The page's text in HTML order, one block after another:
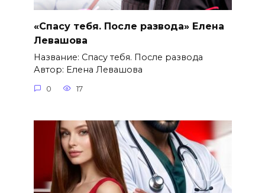
«Спасу тебя. После развода» Елена
Левашова
Название: Спасу тебя. После развода
Автор: Елена Левашова
0 17